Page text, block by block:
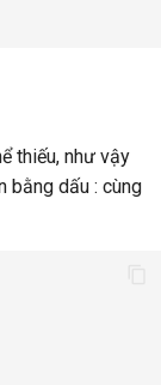
thiếu, như vậy
bằng dấu : cùng